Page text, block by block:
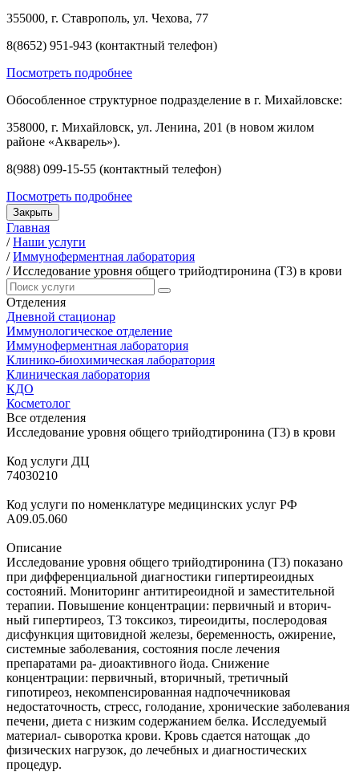
355000, г. Ставрополь, ул. Чехова, 77
8(8652) 951-943 (контактный телефон)
Посмотреть подробнее
Обособленное структурное подразделение в г. Михайловске:
358000, г. Михайловск, ул. Ленина, 201 (в новом жилом
районе «Акварель»).
8(988) 099-15-55 (контактный телефон)
Посмотреть подробнее
Закрыть
Главная
/ Наши услуги
/ Иммуноферментная лаборатория
/ Исследование уровня общего трийодтиронина (Т3) в крови
Отделения
Дневной стационар
Иммунологическое отделение
Иммуноферментная лаборатория
Клинико-биохимическая лаборатория
Клиническая лаборатория
КДО
Косметолог
Все отделения
Исследование уровня общего трийодтиронина (Т3) в крови
Код услуги ДЦ
74030210
Код услуги по номенклатуре медицинских услуг РФ
A09.05.060
Описание
Исследование уровня общего трийодтиронина (T3) показано
при дифференциальной диагностики гипертиреоидных
состояний. Мониторинг антитиреоидной и заместительной
терапии. Повышение концентрации: первичный и вторич-
ный гипертиреоз, Т3 токсикоз, тиреоидиты, послеродовая
дисфункция щитовидной железы, беременность, ожирение,
системные заболевания, состояния после лечения
препаратами ра- диоактивного йода. Снижение
концентрации: первичный, вторичный, третичный
гипотиреоз, некомпенсированная надпочечниковая
недостаточность, стресс, голодание, хронические заболевания
печени, диета с низким содержанием белка. Исследуемый
материал- сыворотка крови. Кровь сдается натощак ,до
физических нагрузок, до лечебных и диагностических
процедур.